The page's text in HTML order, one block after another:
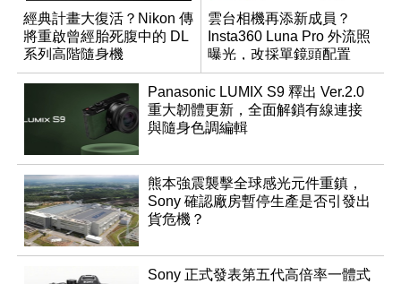
經典計畫大復活？Nikon 傳
將重啟曾經胎死腹中的 DL
系列高階隨身機
雲台相機再添新成員？
Insta360 Luna Pro 外流照
曝光，改採單鏡頭配置
Panasonic LUMIX S9 釋出 Ver.2.0
重大韌體更新，全面解鎖有線連接
與隨身色調編輯
熊本強震襲擊全球感光元件重鎮，
Sony 確認廠房暫停生產是否引發出
貨危機？
Sony 正式發表第五代高倍率一體式